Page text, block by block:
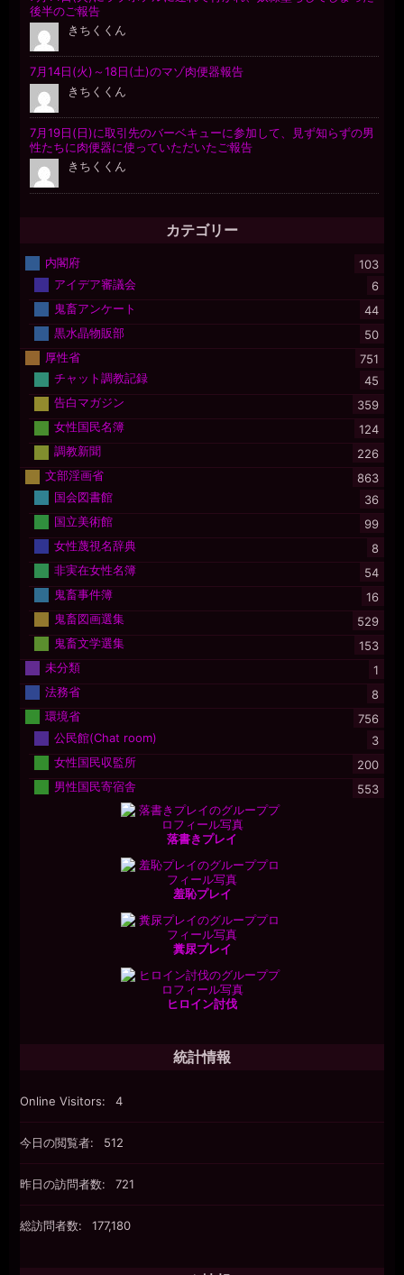
カテゴリー
内閣府
103
アイデア審議会
6
鬼畜アンケート
44
黒水晶物販部
50
厚性省
751
チャット調教記録
45
告白マガジン
359
女性国民名簿
124
調教新聞
226
文部淫画省
863
国会図書館
36
国立美術館
99
女性蔑視名辞典
8
非実在女性名簿
54
鬼畜事件簿
16
鬼畜図画選集
529
鬼畜文学選集
153
未分類
1
法務省
8
環境省
756
公民館(Chat room)
3
女性国民収監所
200
男性国民寄宿舎
553
落書きプレイ
羞恥プレイ
糞尿プレイ
ヒロイン討伐
統計情報
Online Visitors: 4
今日の閲覧者: 512
昨日の訪問者数: 721
総訪問者数: 177,180